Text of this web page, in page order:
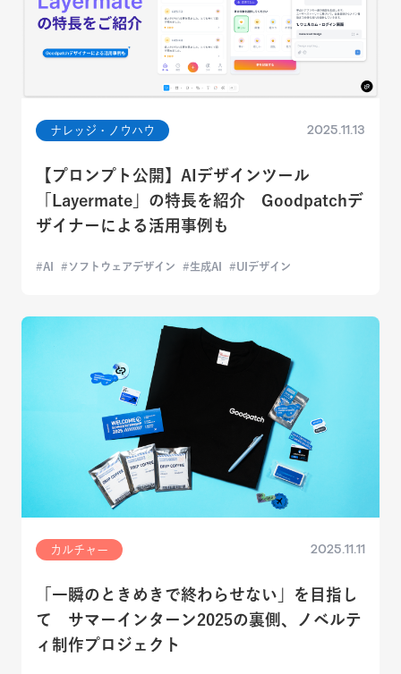
ナレッジ・ノウハウ 2025.11.13
【プロンプト公開】AIデザインツール
「Layermate」の特長を紹介 Goodpatchデ
ザイナーによる活用事例も
AI ソフトウェアデザイン 生成AI UIデザイン
カルチャー 2025.11.11
「一瞬のときめきで終わらせない」を目指し
て サマーインターン2025の裏側、ノベルテ
ィ制作プロジェクト